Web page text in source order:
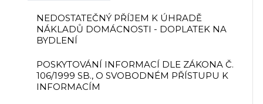
NEDOSTATEČNÝ PŘÍJEM K ÚHRADĚ
NÁKLADŮ DOMÁCNOSTI - DOPLATEK NA
BYDLENÍ
POSKYTOVÁNÍ INFORMACÍ DLE ZÁKONA Č.
106/1999 SB., O SVOBODNÉM PŘÍSTUPU K
INFORMACÍM